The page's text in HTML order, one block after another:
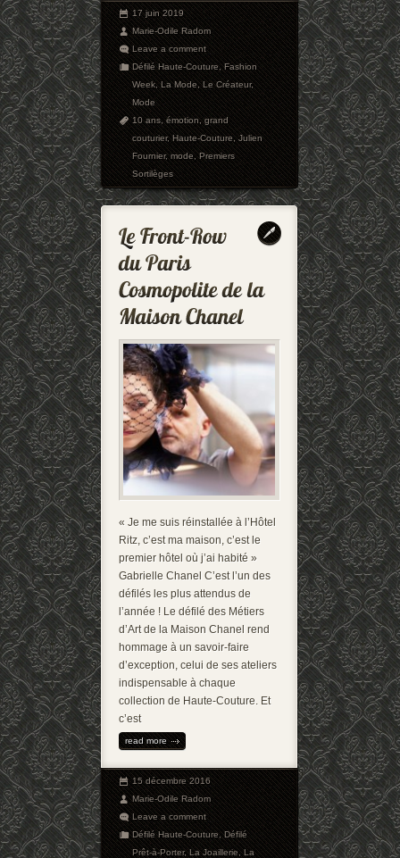
17 juin 2019
Marie-Odile Radom
Leave a comment
Défilé Haute-Couture,Fashion
Week,La Mode,Le Créateur,
Mode
10 ans,émotion,grand
couturier,Haute-Couture,Julien
Fournier,mode,Premiers
Sortilèges
« Je me suis réinstallée à l’Hôtel
Ritz, c’est ma maison, c’est le
premier hôtel où j’ai habité »
Gabrielle Chanel C’est l’un des
défilés les plus attendus de
l’année ! Le défilé des Métiers
d’Art de la Maison Chanel rend
hommage à un savoir-faire
d’exception, celui de ses ateliers
indispensable à chaque
collection de Haute-Couture. Et
c’est
read more
15 décembre 2016
Marie-Odile Radom
Leave a comment
Défilé Haute-Couture,Défilé
Prêt-à-Porter,La Joaillerie,La